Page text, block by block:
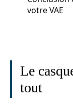
votre VAE
Le
tout